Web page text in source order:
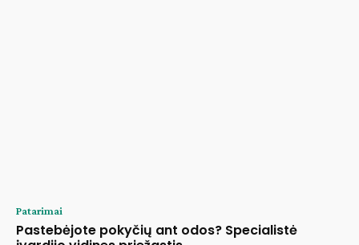
Patarimai
Pastebėjote pokyčių ant odos? Specialistė